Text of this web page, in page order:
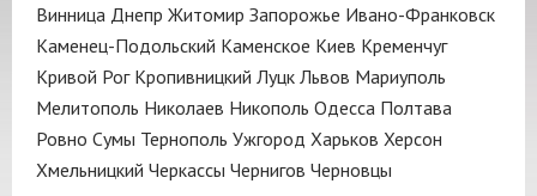
Винница Днепр Житомир Запорожье Ивано-Франковск
Каменец-Подольский Каменское Киев Кременчуг
Кривой Рог Кропивницкий Луцк Львов Мариуполь
Мелитополь Николаев Никополь Одесса Полтава
Ровно Сумы Тернополь Ужгород Харьков Херсон
Хмельницкий Черкассы Чернигов Черновцы